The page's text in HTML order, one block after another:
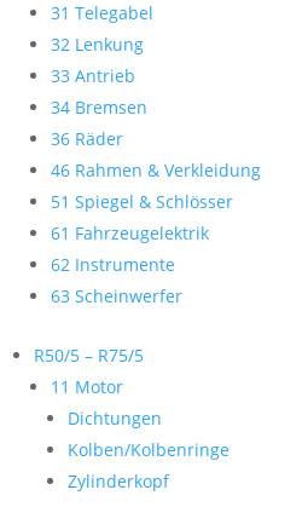
31 Telegabel
32 Lenkung
33 Antrieb
34 Bremsen
36 Räder
46 Rahmen & Verkleidung
51 Spiegel & Schlösser
61 Fahrzeugelektrik
62 Instrumente
63 Scheinwerfer
R50/5 – R75/5
11 Motor
Dichtungen
Kolben/Kolbenringe
Zylinderkopf